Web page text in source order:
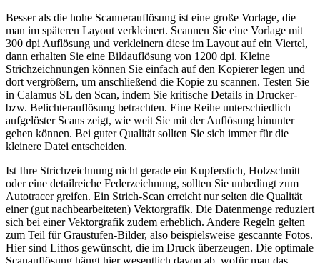
Besser als die hohe Scannerauflösung ist eine große Vorlage, die
man im späteren Layout verkleinert. Scannen Sie eine Vorlage mit
300 dpi Auflösung und verkleinern diese im Layout auf ein Viertel,
dann erhalten Sie eine Bildauflösung von 1200 dpi. Kleine
Strichzeichnungen können Sie einfach auf den Kopierer legen und
dort vergrößern, um anschließend die Kopie zu scannen. Testen Sie
in Calamus SL den Scan, indem Sie kritische Details in Drucker-
bzw. Belichterauflösung betrachten. Eine Reihe unterschiedlich
aufgelöster Scans zeigt, wie weit Sie mit der Auflösung hinunter
gehen können. Bei guter Qualität sollten Sie sich immer für die
kleinere Datei entscheiden.
Ist Ihre Strichzeichnung nicht gerade ein Kupferstich, Holzschnitt
oder eine detailreiche Federzeichnung, sollten Sie unbedingt zum
Autotracer greifen. Ein Strich-Scan erreicht nur selten die Qualität
einer (gut nachbearbeiteten) Vektorgrafik. Die Datenmenge reduziert
sich bei einer Vektorgrafik zudem erheblich. Andere Regeln gelten
zum Teil für Graustufen-Bilder, also beispielsweise gescannte Fotos.
Hier sind Lithos gewünscht, die im Druck überzeugen. Die optimale
Scanauflösung hängt hier wesentlich davon ab, wofür man das